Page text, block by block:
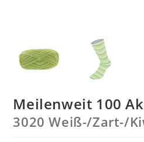
Meilenweit 100
3020 Weiß-/Zart-/